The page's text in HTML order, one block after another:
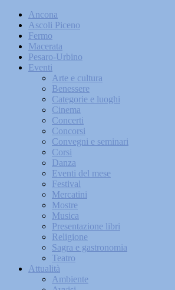
Ancona
Ascoli Piceno
Fermo
Macerata
Pesaro-Urbino
Eventi
Arte e cultura
Benessere
Categorie e luoghi
Cinema
Concerti
Concorsi
Convegni e seminari
Corsi
Danza
Eventi del mese
Festival
Mercatini
Mostre
Musica
Presentazione libri
Religione
Sagra e gastronomia
Teatro
Attualità
Ambiente